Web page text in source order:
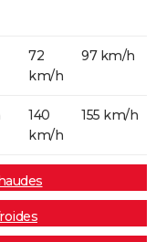
72
km/h
97 km/h
140
km/h
155 km/h